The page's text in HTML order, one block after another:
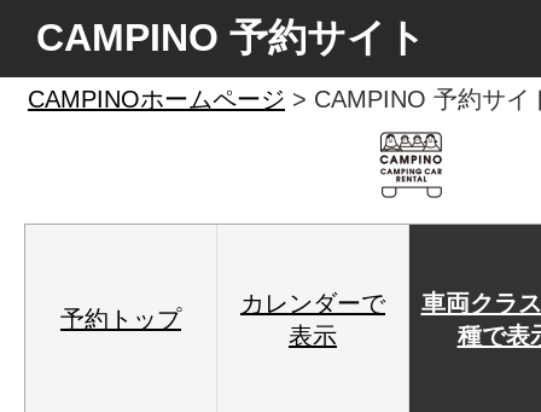
CAMPINO 予約サイト
CAMPINOホームページ > CAMPINO 予約サイ
予約トップ
カレンダーで
表示
車両クラ
種で表